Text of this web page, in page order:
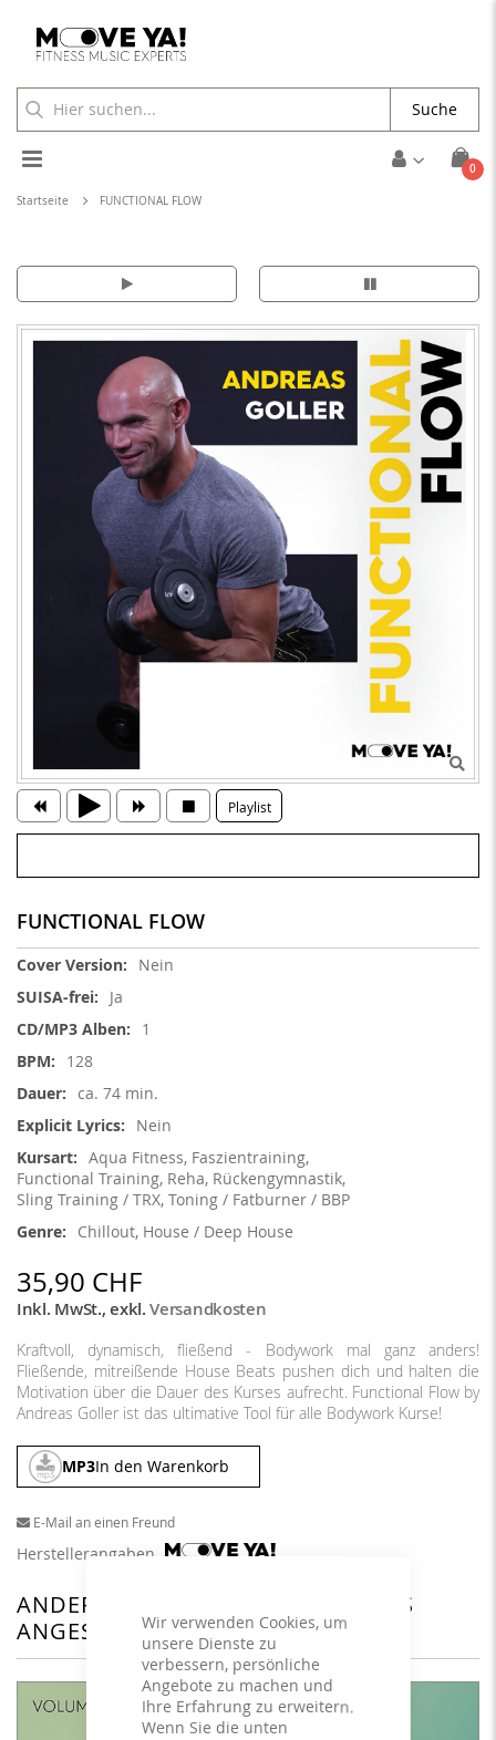
Wir verwenden Cookies, um
unsere Dienste zu
verbessern, persönliche
Angebote zu machen und
Ihre Erfahrung zu erweitern.
Wenn Sie die unten
Cart
0
Toggle
Nav
Suche
Startseite FUNCTIONAL FLOW
Playlist
FUNCTIONAL FLOW
Weitere
Nein
Ja
1
128
ca. 74 min.
Nein
Aqua Fitness, Faszientraining,
Functional Training, Reha, Rückengymnastik,
Sling Training / TRX, Toning / Fatburner / BBP
Chillout, House / Deep House
35,90 CHF
Inkl. MwSt.,exkl.Versandkosten
Kraftvoll, dynamisch, fließend - Bodywork mal ganz anders!
Fließende, mitreißende House Beats pushen dich und halten die
Motivation über die Dauer des Kurses aufrecht. Functional Flow by
Andreas Goller ist das ultimative Tool für alle Bodywork Kurse!
MP3In den Warenkorb
E-Mail an einen Freund
Herstellerangaben
ANDERE KUNDEN HABEN SICH DAS
ANGESEHEN